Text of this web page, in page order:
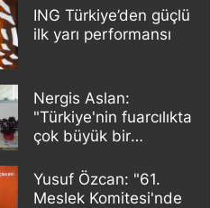
ING Türkiye’den güçlü
ilk yarı performansı
Nergis Aslan:
"Türkiye'nin fuarcılıkta
çok büyük bir
Yusuf Özcan: "61.
Meslek Komitesi'nde